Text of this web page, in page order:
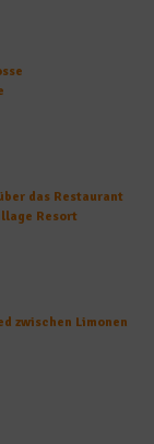
das Restaurant
Resort
zwischen Limonen